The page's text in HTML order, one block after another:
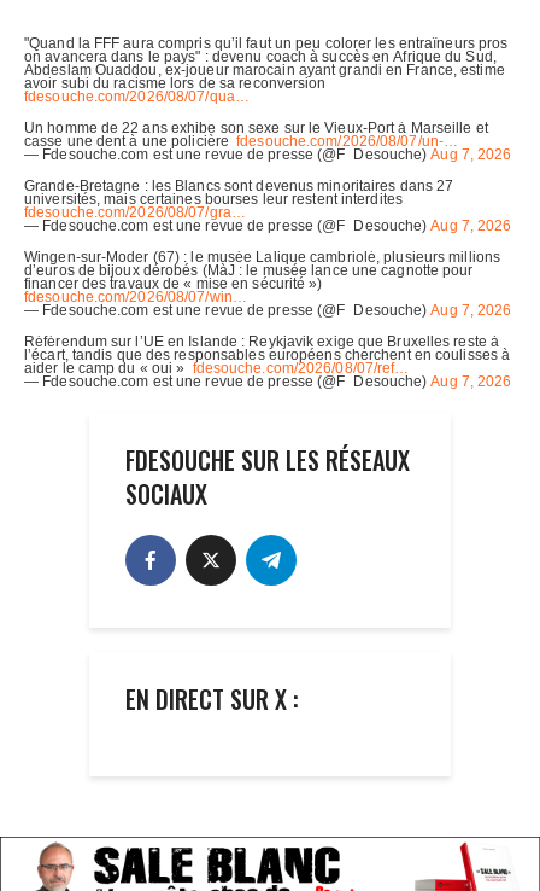
FDESOUCHE SUR LES RÉSEAUX
SOCIAUX
EN DIRECT SUR X :